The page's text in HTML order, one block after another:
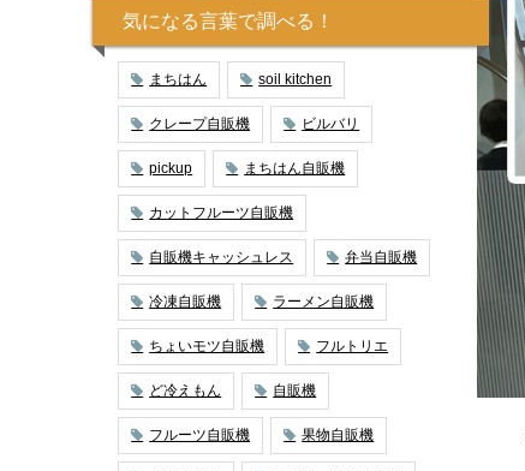
気になる言葉で調べる！
まちはん soil kitchen
クレープ自販機 ビルバリ
pickup まちはん自販機
カットフルーツ自販機
自販機キャッシュレス 弁当自販機
冷凍自販機 ラーメン自販機
ちょいモツ自販機 フルトリエ
ど冷えもん 自販機
フルーツ自販機 果物自販機